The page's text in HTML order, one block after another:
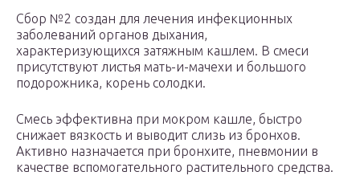
Сбор №2 создан для лечения инфекционных
заболеваний органов дыхания,
характеризующихся затяжным кашлем. В смеси
присутствуют листья мать-и-мачехи и большого
подорожника, корень солодки.
Смесь эффективна при мокром кашле, быстро
снижает вязкость и выводит слизь из бронхов.
Активно назначается при бронхите, пневмонии в
качестве вспомогательного растительного средства.